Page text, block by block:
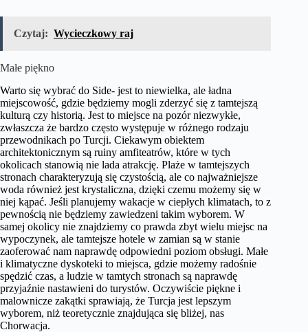
Czytaj: Wycieczkowy raj
Małe piękno
Warto się wybrać do Side- jest to niewielka, ale ładna
miejscowość, gdzie będziemy mogli zderzyć się z tamtejszą
kulturą czy historią. Jest to miejsce na pozór niezwykłe,
zwłaszcza że bardzo często występuje w różnego rodzaju
przewodnikach po Turcji. Ciekawym obiektem
architektonicznym są ruiny amfiteatrów, które w tych
okolicach stanowią nie lada atrakcję. Plaże w tamtejszych
stronach charakteryzują się czystością, ale co najważniejsze
woda również jest krystaliczna, dzięki czemu możemy się w
niej kąpać. Jeśli planujemy wakacje w ciepłych klimatach, to z
pewnością nie będziemy zawiedzeni takim wyborem. W
samej okolicy nie znajdziemy co prawda zbyt wielu miejsc na
wypoczynek, ale tamtejsze hotele w zamian są w stanie
zaoferować nam naprawdę odpowiedni poziom obsługi. Małe
i klimatyczne dyskoteki to miejsca, gdzie możemy radośnie
spędzić czas, a ludzie w tamtych stronach są naprawdę
przyjaźnie nastawieni do turystów. Oczywiście piękne i
malownicze zakątki sprawiają, że Turcja jest lepszym
wyborem, niż teoretycznie znajdująca się bliżej, nas
Chorwacja.